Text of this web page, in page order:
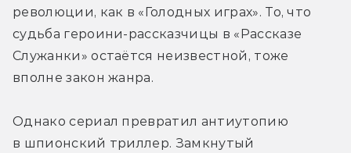
революции, как в «Голодных играх». То, что
судьба героини-рассказчицы в «Рассказе
Служанки» остаётся неизвестной, тоже
вполне закон жанра.
Однако сериал превратил антиутопию
в шпионский триллер. Замкнутый